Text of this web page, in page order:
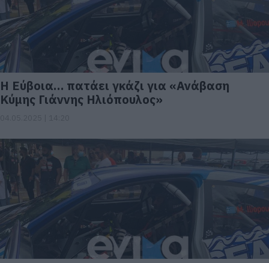
Η Εύβοια… πατάει γκάζι για «Ανάβαση
Κύμης Γιάννης Ηλιόπουλος»